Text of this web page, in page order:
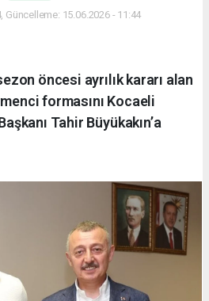
Güncelleme: 15.06.2026 - 11:44
öncesi ayrılık kararı alan
formasını Kocaeli
Tahir Büyükakın’a